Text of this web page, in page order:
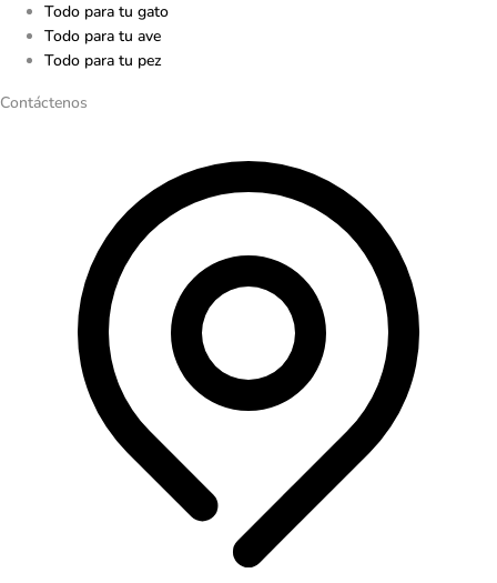
Todo para tu gato
Todo para tu ave
Todo para tu pez
Contáctenos